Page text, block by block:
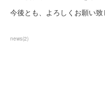
今後とも、よろしくお願い致
news(2)